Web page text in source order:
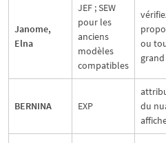
Janome,
Elna
JEF ; SEW
pour les
anciens
modèles
compatibles
ou
BERNINA EXP
du